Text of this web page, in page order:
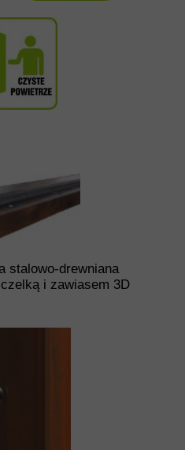
stalowo-drewniana
i zawiasem 3D